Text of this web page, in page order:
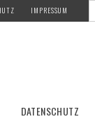
IMPRESSUM
DATENSCHUTZ